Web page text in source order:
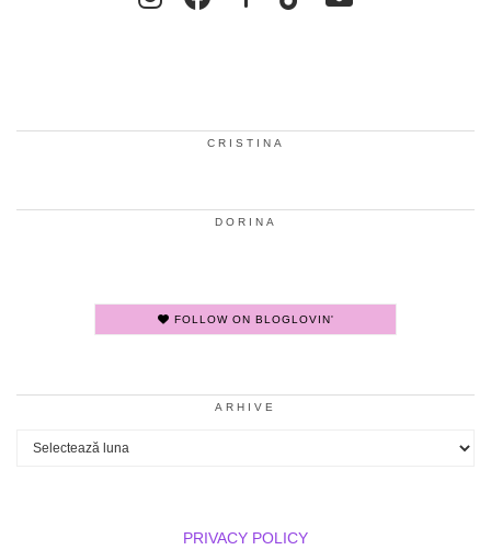
CRISTINA
DORINA
FOLLOW ON BLOGLOVIN'
ARHIVE
Arhive
PRIVACY POLICY